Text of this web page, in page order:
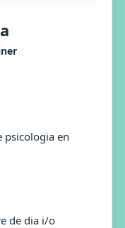
psicologia en
de dia i/o